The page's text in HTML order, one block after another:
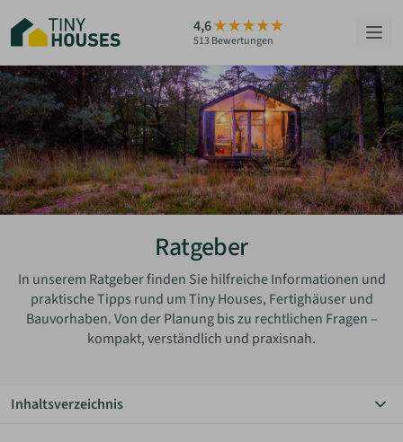
Hauptinhalt
springen
4,6
513 Bewertungen
HÄUSER
BERATUNG
GRUNDSTÜCKE
ÜBER UNS
ZUM HAUS-FINDER
Ratgeber
In unserem Ratgeber finden Sie hilfreiche Informationen und
praktische Tipps rund um Tiny Houses, Fertighäuser und
Bauvorhaben. Von der Planung bis zu rechtlichen Fragen –
kompakt, verständlich und praxisnah.
Inhaltsverzeichnis